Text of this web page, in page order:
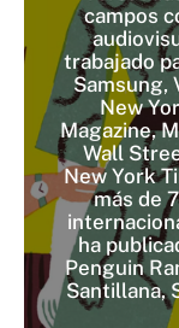
campos
trabajado
Samsung,
New
Magazine,
Wall
New York
más de
ha
Penguin
Santillana,